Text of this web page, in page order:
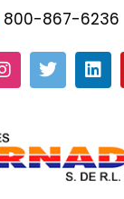
800-867-6236
I
n
a
g
r
T
w
e
r
L
i
d
i
n